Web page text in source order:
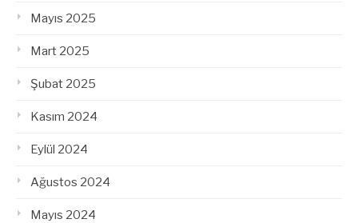
Mayıs 2025
Mart 2025
Şubat 2025
Kasım 2024
Eylül 2024
Ağustos 2024
Mayıs 2024